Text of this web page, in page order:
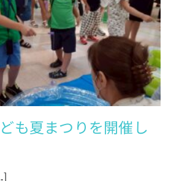
も夏まつりを開催し